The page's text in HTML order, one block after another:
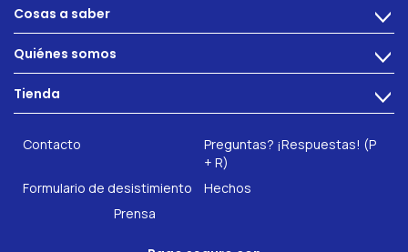
Cosas a saber >
Alimentacion
Problemas intestinales
Salud intestinal
Quiénes somos >
Tecnología
Tienda >
INTEST.pro
Nuestros complementos alimenticios
Contacto
Preguntas? ¡Respuestas! (P
+ R)
Formulario de desistimiento
Hechos
Prensa